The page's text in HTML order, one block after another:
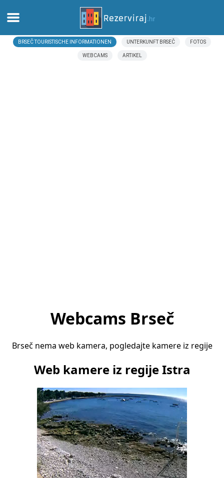
Zuhause
BRSEČ TOURISTISCHE INFORMATIONEN UNTERKUNFT BRSEČ FOTOS
WEBCAMS ARTIKEL
Webcams Brseč
Brseč nema web kamera, pogledajte kamere iz regije
Web kamere iz regije Istra